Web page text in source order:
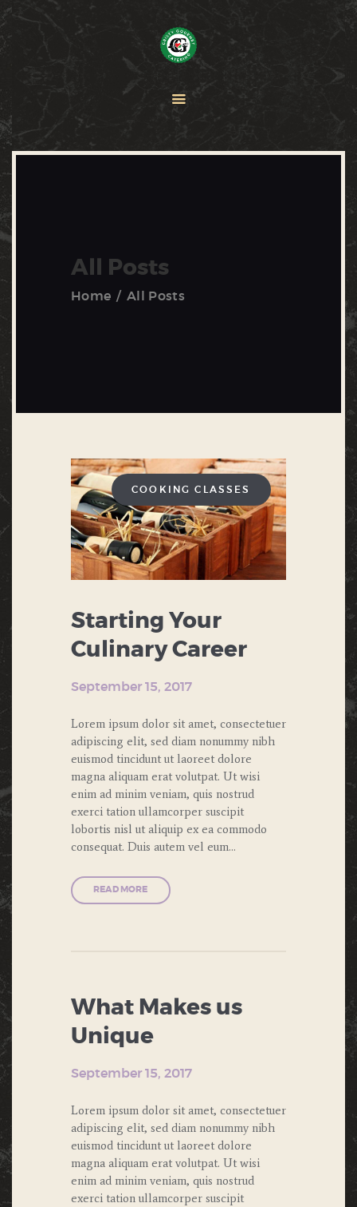
All Posts
Home All Posts
PAELLA
CATERING
COOKING CLASSES
Starting Your
Culinary Career
September 15, 2017
Lorem ipsum dolor sit amet, consectetuer
adipiscing elit, sed diam nonummy nibh
euismod tincidunt ut laoreet dolore
magna aliquam erat volutpat. Ut wisi
enim ad minim veniam, quis nostrud
exerci tation ullamcorper suscipit
lobortis nisl ut aliquip ex ea commodo
consequat. Duis autem vel eum…
READ MORE
What Makes us
Unique
September 15, 2017
Lorem ipsum dolor sit amet, consectetuer
adipiscing elit, sed diam nonummy nibh
euismod tincidunt ut laoreet dolore
magna aliquam erat volutpat. Ut wisi
enim ad minim veniam, quis nostrud
exerci tation ullamcorper suscipit